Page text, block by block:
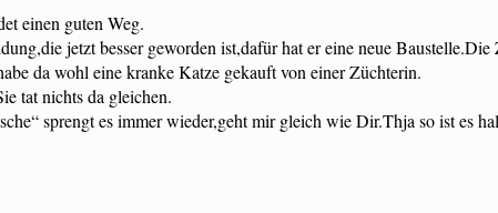
einen guten Weg.
jetzt besser geworden ist,dafür hat er eine neue
da wohl eine kranke Katze gekauft von einer Züchterin.
tat nichts da gleichen.
sprengt es immer wieder,geht mir gleich wie Dir.Thja so ist es